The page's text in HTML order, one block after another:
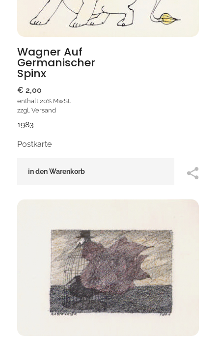
Wagner Auf
Germanischer
Spinx
€ 2,00
enthält 20% MwSt.
zzgl. Versand
1983
Postkarte
in den Warenkorb